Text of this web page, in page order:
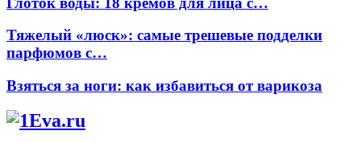
Тяжелый «люск»: самые трешевые подделки
парфюмов с…
Взяться за ноги: как избавиться от варикоза